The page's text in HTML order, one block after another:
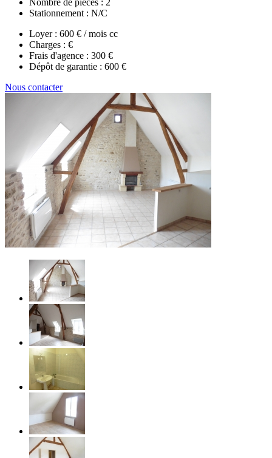
Stationnement : N/C
Loyer : 600 € / mois cc
Charges : €
Frais d'agence : 300 €
Dépôt de garantie : 600 €
Nous contacter